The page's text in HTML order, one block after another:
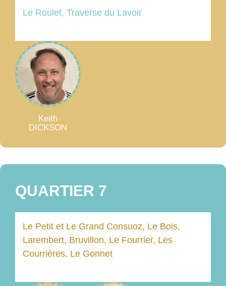
Le Roulet, Traverse du Lavoir
Keith
DICKSON
QUARTIER 7
Le Petit et Le Grand Consuoz, Le Bois,
Larembert, Bruvillon, Le Fourrier, Les
Courrières, Le Gonnet